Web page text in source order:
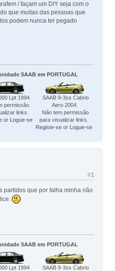
/ façam um DIY seja com o
que muitas das pessoas que
podem nunca ter pegado
SAAB em PORTUGAL
Lpt 1994
permissão
links.
or Logue-se
SAAB 9-3ss Cabrio
Aero 2004
Não tem permissão
para visualizar links.
Registe-se or Logue-se
#1
partidos que por falha minha não
SAAB em PORTUGAL
Lpt 1994
SAAB 9-3ss Cabrio